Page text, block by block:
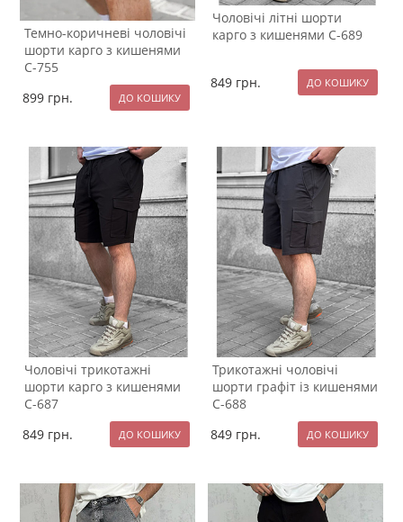
Темно-коричневі чоловічі
шорти карго з кишенями
С-755
899 грн.
Чоловічі літні шорти
карго з кишенями С-689
849 грн.
Чоловічі трикотажні
шорти карго з кишенями
С-687
849 грн.
Трикотажні чоловічі
шорти графіт із кишенями
С-688
849 грн.